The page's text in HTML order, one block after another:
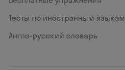
Тесты по иностранным языкам
Англо-русский словарь